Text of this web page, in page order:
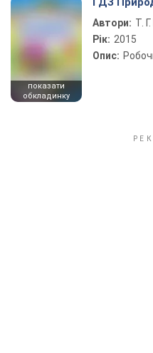
показати
обкладинку
Автори: Т.
Рік: 2015
Опис: